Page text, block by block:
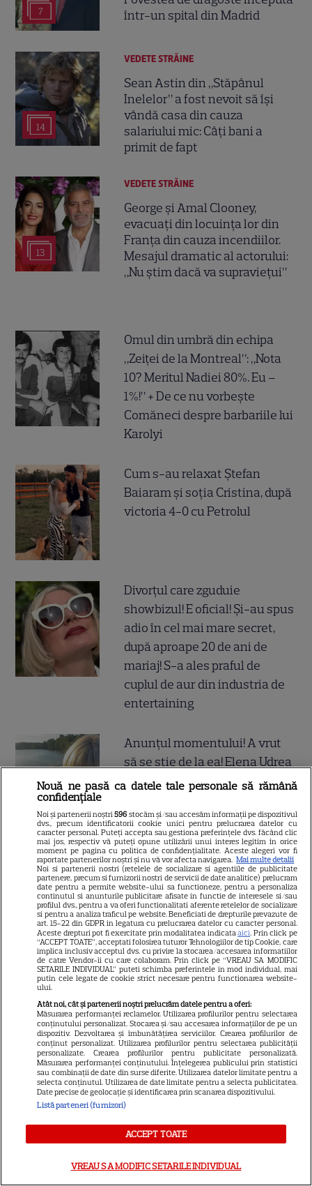
7
într-un spital din Madrid
14
VEDETE STRĂINE
Sean Astin din „Stăpânul
Inelelor” a fost nevoit să își
vândă casa din cauza
salariului mic: Câți bani a
primit de fapt
13
VEDETE STRĂINE
George și Amal Clooney,
evacuați din locuința lor din
Franța din cauza incendiilor.
Mesajul dramatic al actorului:
„Nu știm dacă va supraviețui”
Omul din umbră din echipa
„Zeiței de la Montreal”: „Nota
10? Meritul Nadiei 80%. Eu –
1%!” + De ce nu vorbește
Comăneci despre barbariile lui
Karolyi
Cum s-au relaxat Ștefan
Baiaram și soția Cristina, după
victoria 4-0 cu Petrolul
Divorțul care zguduie
showbizul! E oficial! Și-au spus
adio în cel mai mare secret,
după aproape 20 de ani de
mariaj! S-a ales praful de
cuplul de aur din industria de
entertaining
Anunțul momentului! A vrut
să se știe de la ea! Elena Udrea
și Adrian Alexandrov, după 10
din soare au...
SERIALE
Nouă ne pasă ca datele tale personale să rămână
confidențiale
Noi și partenerii noștri596 stocăm și/sau accesăm informații pe dispozitivul
dvs., precum identificatorii cookie unici pentru prelucrarea datelor cu
caracter personal. Puteți accepta sau gestiona preferințele dvs. făcând clic
mai jos, respectiv vă puteți opune utilizării unui interes legitim în orice
moment pe pagina cu politica de confidențialitate. Aceste alegeri vor fi
raportate partenerilor noștri și nu vă vor afecta navigarea. Mai multe detalii
Noi si partenerii nostri (retelele de socializare si agentiile de publicitate
partenere, precum si furnizorii nostri de servicii de date analitice) prelucram
date pentru a permite website-ului sa functioneze, pentru a personaliza
continutul si anunturile publicitare afisate in functie de interesele si/sau
profilul dvs., pentru a va oferi functionalitati aferente retelelor de socializare
si pentru a analiza traficul pe website. Beneficiati de drepturile prevazute de
art. 15-22 din GDPR in legatura cu prelucrarea datelor cu caracter personal.
Aceste drepturi pot fi exercitate prin modalitatea indicataaici. Prin click pe
“ACCEPT TOATE”, acceptati folosirea tuturor Tehnologiilor de tip Cookie, care
implica inclusiv acceptul dvs. cu privire la stocarea/accesarea informatiilor
de catre Vendor-ii cu care colaboram. Prin click pe “VREAU SA MODIFIC
SETARILE INDIVIDUAL” puteti schimba preferintele in mod individual, mai
putin cele legate de cookie strict necesare pentru functionarea website-
ului.
Atât noi, cât și partenerii noștri prelucrăm datele pentru a oferi:
Măsurarea performanței reclamelor. Utilizarea profilurilor pentru selectarea
conținutului personalizat. Stocarea și/sau accesarea informațiilor de pe un
dispozitiv. Dezvoltarea și îmbunătățirea serviciilor. Crearea profilurilor de
conținut personalizat. Utilizarea profilurilor pentru selectarea publicității
personalizate. Crearea profilurilor pentru publicitate personalizată.
Măsurarea performanței conținutului. Înțelegerea publicului prin statistici
sau combinații de date din surse diferite. Utilizarea datelor limitate pentru a
selecta conținutul. Utilizarea de date limitate pentru a selecta publicitatea.
Date precise de geolocație și identificarea prin scanarea dispozitivului.
Listă parteneri (furnizori)
ACCEPT TOATE
VREAU SA MODIFIC SETARILE INDIVIDUAL